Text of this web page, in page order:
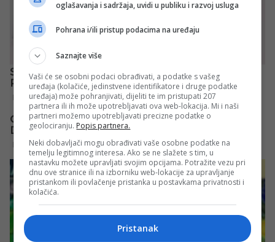
oglašavanja i sadržaja, uvidi u publiku i razvoj usluga
Pohrana i/ili pristup podacima na uređaju
Saznajte više
Vaši će se osobni podaci obrađivati, a podatke s vašeg
uređaja (kolačiće, jedinstvene identifikatore i druge podatke
uređaja) može pohranjivati, dijeliti te im pristupati 207
partnera ili ih može upotrebljavati ova web-lokacija. Mi i naši
partneri možemo upotrebljavati precizne podatke o
geolociranju. Popis partnera.
Neki dobavljači mogu obrađivati vaše osobne podatke na
temelju legitimnog interesa. Ako se ne slažete s tim, u
nastavku možete upravljati svojim opcijama. Potražite vezu pri
dnu ove stranice ili na izborniku web-lokacije za upravljanje
pristankom ili povlačenje pristanka u postavkama privatnosti i
kolačića.
Pristanak